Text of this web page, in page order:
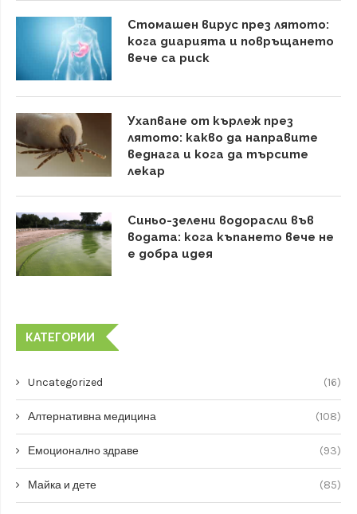
Стомашен вирус през лятото:
кога диарията и повръщането
вече са риск
Ухапване от кърлеж през
лятото: какво да направите
веднага и кога да търсите
лекар
Синьо-зелени водорасли във
водата: кога къпането вече не
е добра идея
КАТЕГОРИИ
Uncategorized (16)
Алтернативна медицина (108)
Емоционално здраве (93)
Майка и дете (85)